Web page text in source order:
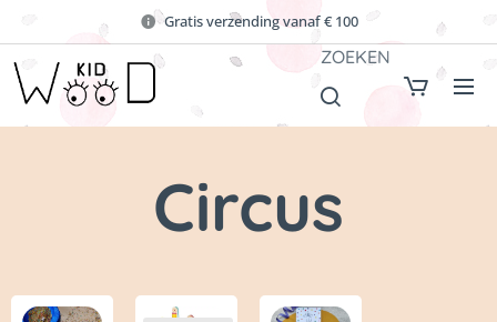
Gratis verzending vanaf € 100
ZOEKEN
Circus